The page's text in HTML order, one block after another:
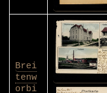
Brei
tenw
orbi